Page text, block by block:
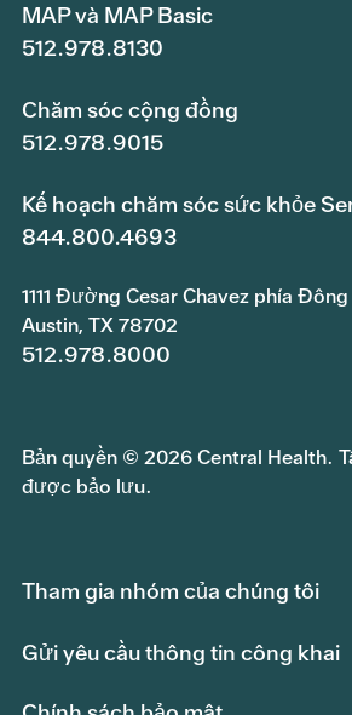
MAP và MAP Basic
512.978.8130
Chăm sóc cộng đồng
512.978.9015
Kế hoạch chăm sóc sức khỏe
844.800.4693
1111 Đường Cesar Chavez phía Đông
Austin, TX 78702
512.978.8000
Bản quyền © 2026 Central Health.
được bảo lưu.
Tham gia nhóm của chúng tôi
Gửi yêu cầu thông tin công khai